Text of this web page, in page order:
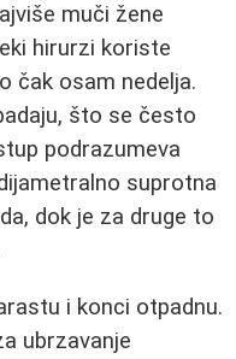
muči žene
hirurzi koriste
čak osam nedelja.
što se često
podrazumeva
suprotna
dok je za druge to
i konci otpadnu.
ubrzavanje